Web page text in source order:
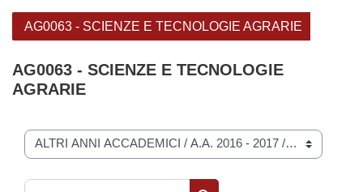
AG0063 - SCIENZE E TECNOLOGIE AGRARIE
AG0063 - SCIENZE E TECNOLOGIE
AGRARIE
Categorie di corso
Cerca corsi